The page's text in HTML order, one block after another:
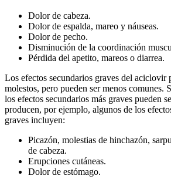
Dolor de cabeza.
Dolor de espalda, mareo y náuseas.
Dolor de pecho.
Disminución de la coordinación
Pérdida del apetito, mareos o diarrea.
Los efectos secundarios graves del aciclovir
molestos, pero pueden ser menos comunes.
los efectos secundarios más graves pueden
producen, por ejemplo, algunos de los
graves incluyen:
Picazón, molestias de hinchazón,
de cabeza.
Erupciones cutáneas.
Dolor de estómago.